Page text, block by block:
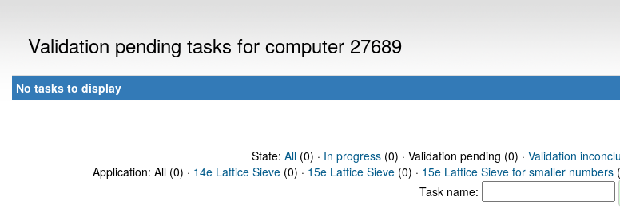
Validation pending tasks for computer 27689
No tasks to display
State: All(0) · In progress(0) · Validation pending (0) · Validation
Application: All (0) · 14e Lattice Sieve (0) · 15e Lattice Sieve (0) · 15e Lattice Sieve for smaller numbers
Task name: